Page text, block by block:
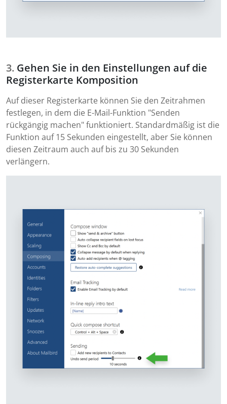
Gehen Sie in den Einstellungen auf die
Registerkarte Komposition
Auf dieser Registerkarte können Sie den Zeitrahmen
festlegen, in dem die E-Mail-Funktion "Senden
rückgängig machen" funktioniert. Standardmäßig ist die
Funktion auf 15 Sekunden eingestellt, aber Sie können
diesen Zeitraum auch auf bis zu 30 Sekunden
verlängern.